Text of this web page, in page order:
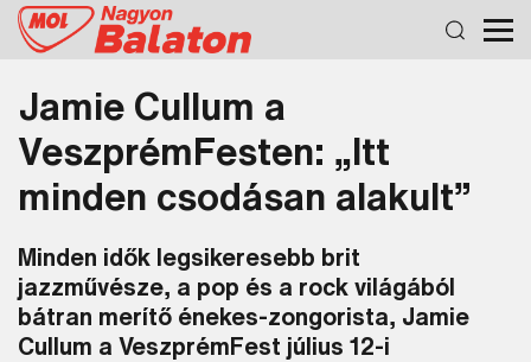
Jamie Cullum a
VeszprémFesten: „Itt
minden csodásan alakult”
Minden idők legsikeresebb brit
jazzművésze, a pop és a rock világából
bátran merítő énekes-zongorista, Jamie
Cullum a VeszprémFest július 12-i